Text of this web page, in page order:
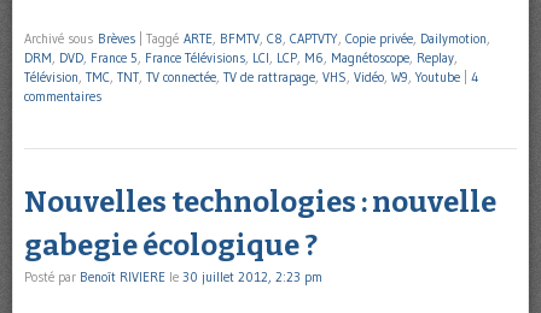
Archivé sous Brèves Taggé ARTE, BFMTV, C8, CAPTVTY, Copie privée, Dailymotion,
DRM, DVD, France 5, France Télévisions, LCI, LCP, M6, Magnétoscope, Replay,
Télévision, TMC, TNT, TV connectée, TV de rattrapage, VHS, Vidéo, W9,Youtube
4
commentaires
Nouvelles technologies : nouvelle
gabegie écologique ?
Posté par Benoît RIVIERE le 30 juillet 2012, 2:23 pm